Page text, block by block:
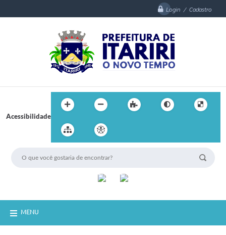
Login / Cadastro
Acessibilidade
MENU